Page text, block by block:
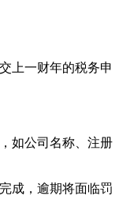
上一财年的税务申
如公司名称、注册
成，逾期将面临罚